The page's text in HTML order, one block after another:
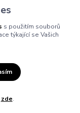
s použitím souborů
týkající se Vašich
zde.